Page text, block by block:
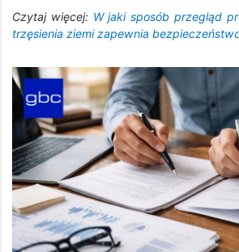
Czytaj więcej:W jaki sposób przegląd
trzęsienia ziemi zapewnia